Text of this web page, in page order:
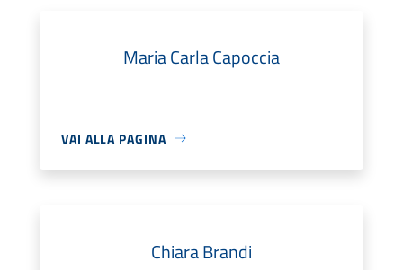
Maria Carla Capoccia
VAI ALLA PAGINA
Chiara Brandi